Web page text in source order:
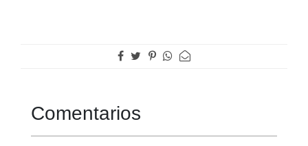
Comentarios